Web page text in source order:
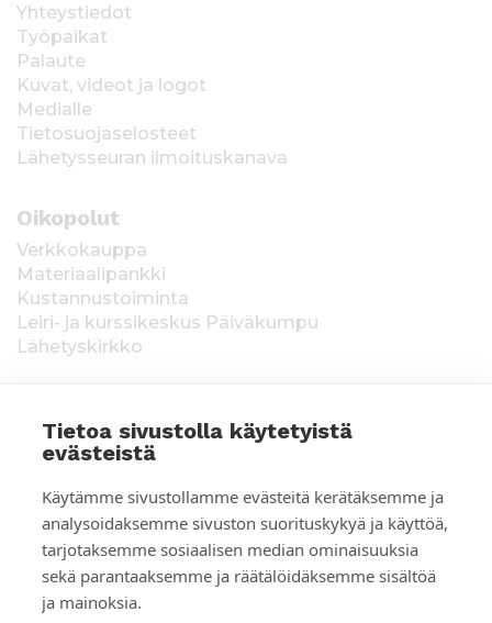
Tietoa sivustolla käytetyistä
evästeistä
Käytämme sivustollamme evästeitä kerätäksemme ja
analysoidaksemme sivuston suorituskykyä ja käyttöä,
tarjotaksemme sosiaalisen median ominaisuuksia
sekä parantaaksemme ja räätälöidäksemme sisältöä
ja mainoksia.
Yhteystiedot
Työpaikat
Palaute
Kuvat, videot ja logot
Medialle
Tietosuojaselosteet
Lähetysseuran ilmoituskanava
Oikopolut
Verkkokauppa
Materiaalipankki
Kustannustoiminta
Leiri- ja kurssikeskus Päiväkumpu
Lähetyskirkko
voimassa toistaiseksi 1.1.2021 alkaen, myönnetty
1.12.2020, Poliisihallitus. Ahvenanmaa ÅLR
2025/5437, voimassa 1.1.–31.12.2026, myönnetty
28.8.2025 Ahvenanmaan maakuntahallitus. Kerätyt
varat käytetään Suomen Lähetysseuran